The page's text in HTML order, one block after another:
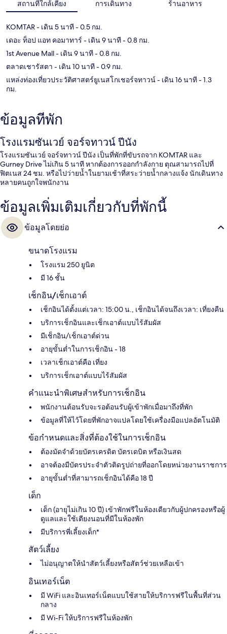
สถานที่ใกล้เคียง การเดินทาง ร้านอาหาร
KOMTAR- เดิน 5 นาที- 0.5 กม.
เดอะ ท็อป แอท คอมาทาร์ - เดิน 9 นาที- 0.8 กม.
1st Avenue Mall- เดิน 9 นาที- 0.8 กม.
ตลาดเชารัสตา - เดิน 10 นาที- 0.9 กม.
แหล่งท่องเที่ยวประวัติศาสตร์ยูเนสโกเชอร์จทาวน์- เดิน 16 นาที- 1.3
กม.
ข้อมูลที่พัก
โรงแรมซันเวย์ จอร์จทาวน์ ปีนัง
โรงแรมซันเวย์ จอร์จทาวน์ ปีนัง เป็นที่พักที่ขับรถจาก KOMTAR และ
Gurney Drive ไม่เกิน 5 นาที หากต้องการออกกำลังกาย ตุณสามารถไปที่
ฟิตเนส 24 ชม. หรือไปว่ายน้ำในยามเช้าที่สระว่ายน้ำกลางแจ้ง นักเดินทาง
หลายคนถูกใจพนักงาน
ข้อมูลเพิ่มเติมเกี่ยวกับที่พักนี้
ข้อมูลโดยย่อ
ขนาดโรงแรม
โรงแรม 250 ยูนิต
มี 16 ชั้น
เช็กอิน/เช็กเอาต์
เช็กอินได้ตั้งแต่เวลา: 15:00 น., เช็กอินได้จนถึงเวลา: เที่ยงคืน
บริการเช็กอินและเช็กเอาต์แบบไร้สัมผัส
มีเช็กอิน/เช็กเอาต์ด่วน
อายุขั้นต่ำในการเช็กอิน - 18
เวลาเช็กเอาต์คือ เที่ยง
บริการเช็กเอาต์แบบไร้สัมผัส
คำแนะนำพิเศษสำหรับการเช็กอิน
พนักงานต้อนรับจะรอต้อนรับผู้เข้าพักเมื่อมาถึงที่พัก
ข้อมูลที่ให้ไว้โดยที่พักอาจแปลโดยใช้เครื่องมือแปลอัตโนมัติ
ข้อกำหนดและสิ่งที่ต้องใช้ในการเช็กอิน
ต้องมัดจำด้วยบัตรเครดิต บัตรเดบิต หรือเงินสด
อาจต้องมีบัตรประจำตัวติดรูปถ่ายที่ออกโดยหน่วยงานราชการ
อายุขั้นต่ำที่สามารถเช็กอินได้คือ 18 ปี
เด็ก
เด็ก (อายุไม่เกิน 10 ปี) เข้าพักฟรีในห้องเดียวกับผู้ปกครองหรือผู้
ดูแลและใช้เตียงนอนที่มีในห้องพัก
มีบริการพี่เลี้ยงเด็ก*
สัตว์เลี้ยง
ไม่อนุญาตให้นำสัตว์เลี้ยงหรือสัตว์ช่วยเหลือเข้า
อินเทอร์เน็ต
มี WiFi และอินเทอร์เน็ตแบบใช้สายให้บริการฟรีในพื้นที่ส่วน
กลาง
มี Wi-Fi ให้บริการฟรีในห้องพัก